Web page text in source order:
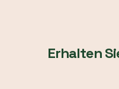
Erhalten